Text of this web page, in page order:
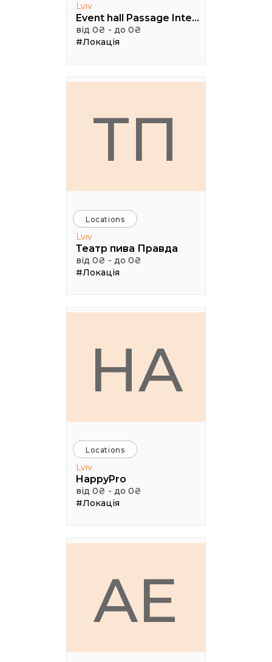
Lviv
Event hall Passage Interdit
від 0₴ - до 0₴
#Локація
ТП
Locations
Lviv
Театр пива Правда
від 0₴ - до 0₴
#Локація
HA
Locations
Lviv
HappyPro
від 0₴ - до 0₴
#Локація
AE